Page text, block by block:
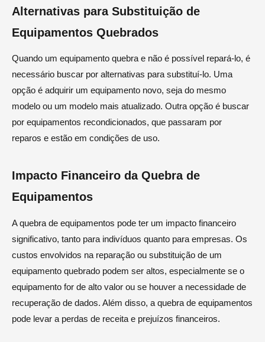
Alternativas para Substituição de
Equipamentos Quebrados
Quando um equipamento quebra e não é possível repará-lo, é
necessário buscar por alternativas para substituí-lo. Uma
opção é adquirir um equipamento novo, seja do mesmo
modelo ou um modelo mais atualizado. Outra opção é buscar
por equipamentos recondicionados, que passaram por
reparos e estão em condições de uso.
Impacto Financeiro da Quebra de
Equipamentos
A quebra de equipamentos pode ter um impacto financeiro
significativo, tanto para indivíduos quanto para empresas. Os
custos envolvidos na reparação ou substituição de um
equipamento quebrado podem ser altos, especialmente se o
equipamento for de alto valor ou se houver a necessidade de
recuperação de dados. Além disso, a quebra de equipamentos
pode levar a perdas de receita e prejuízos financeiros.